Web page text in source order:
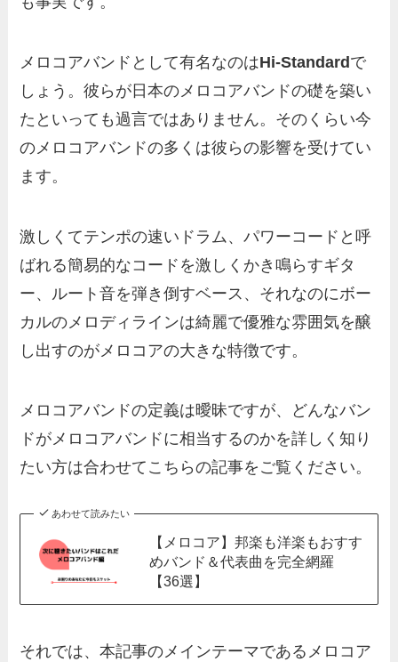
メロコアバンドとして有名なのはHi-Standardで
しょう。彼らが日本のメロコアバンドの礎を築い
たといっても過言ではありません。そのくらい今
のメロコアバンドの多くは彼らの影響を受けてい
ます。
激しくてテンポの速いドラム、パワーコードと呼
ばれる簡易的なコードを激しくかき鳴らすギタ
ー、ルート音を弾き倒すベース、それなのにボー
カルのメロディラインは綺麗で優雅な雰囲気を醸
し出すのがメロコアの大きな特徴です。
メロコアバンドの定義は曖昧ですが、どんなバン
ドがメロコアバンドに相当するのかを詳しく知り
たい方は合わせてこちらの記事をご覧ください。
あわせて読みたい
【メロコア】邦楽も洋楽もおすす
めバンド＆代表曲を完全網羅
【36選】
それでは、本記事のメインテーマであるメロコア